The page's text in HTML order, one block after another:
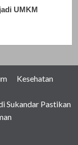
UMKM
Kesehatan
Sukandar Pastikan